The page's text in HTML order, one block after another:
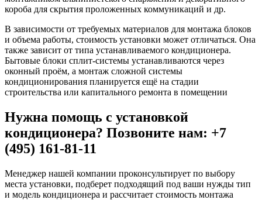
короба для скрытия проложенных коммуникаций и др.
В зависимости от требуемых материалов для монтажа блоков
и объема работы, стоимость установки может отличаться. Она
также зависит от типа устанавливаемого кондиционера.
Бытовые блоки сплит-системы устанавливаются через
оконный проём, а монтаж сложной системы
кондиционирования планируется ещё на стадии
строительства или капитального ремонта в помещении
Нужна помощь с установкой
кондиционера? Позвоните нам: +7
(495) 161-81-11
Менеджер нашей компании проконсультирует по выбору
места установки, подберет подходящий под ваши нужды тип
и модель кондиционера и рассчитает стоимость монтажа